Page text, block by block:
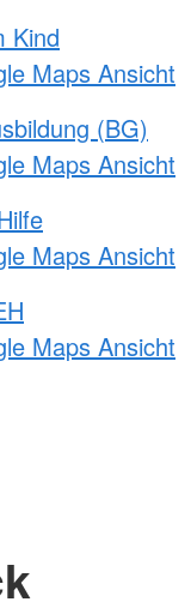
Kind
Maps Ansicht
(BG)
Maps Ansicht
Maps Ansicht
Maps Ansicht